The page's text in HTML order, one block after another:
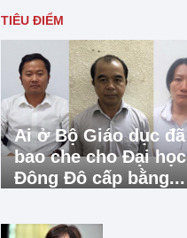
TIÊU ĐIỂM
Ai ở Bộ Giáo dục đã
bao che cho Đại học
Đông Đô cấp bằng...